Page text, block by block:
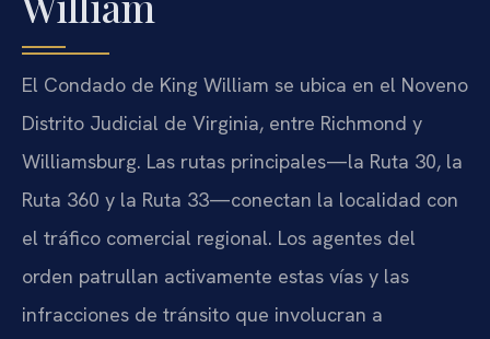
El Condado de King William se ubica en el Noveno
Distrito Judicial de Virginia, entre Richmond y
Williamsburg. Las rutas principales—la Ruta 30, la
Ruta 360 y la Ruta 33—conectan la localidad con
el tráfico comercial regional. Los agentes del
orden patrullan activamente estas vías y las
infracciones de tránsito que involucran a